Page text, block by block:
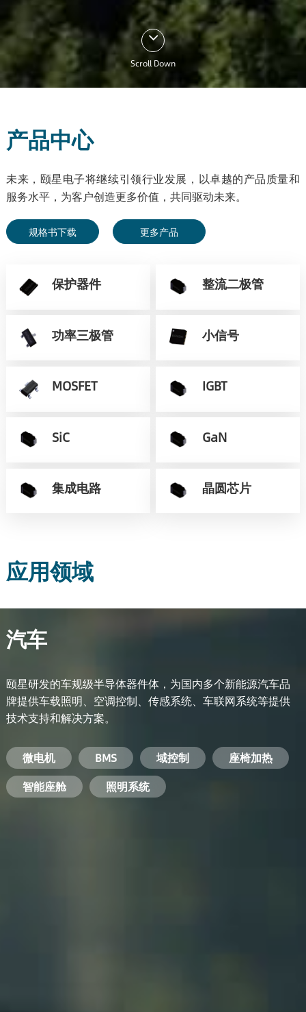
Scroll Down
产品中心
未来，颐星电子将继续引领行业发展，以卓越的产品质量和
服务水平，为客户创造更多价值，共同驱动未来。
规格书下载 更多产品
保护器件 整流二极管
功率三极管 小信号
MOSFET IGBT
SiC GaN
集成电路 晶圆芯片
应用领域
汽车
颐星研发的车规级半导体器件体，为国内多个新能源汽车品
牌提供车载照明、空调控制、传感系统、车联网系统等提供
技术支持和解决方案。
微电机 BMS 域控制
座椅加热
智能座舱
照明系统
电池管理系统
储能逆变器
工业电焊机 变频器
电机驱动
安防摄像头
开关电源 手机充电器
服务器电源
PC电源
电脑 手机 基站 机顶盒
智能农业 智能医疗
智能交通
智能家居